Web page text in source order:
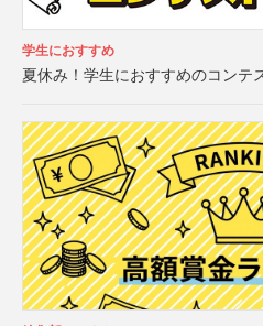
学生におすすめ
夏休み！学生におすすめのコンテ